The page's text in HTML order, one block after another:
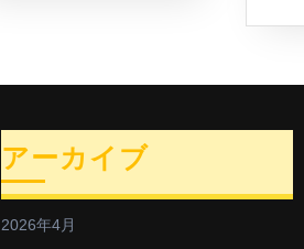
アーカイブ
2026年4月